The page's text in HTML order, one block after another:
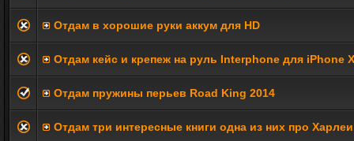
Отдам в хорошие руки аккум для HD
Отдам кейс и крепеж на руль Interphone для iPhone
Отдам пружины перьев Road King 2014
Отдам три интересные книги одна из них про Харлеи